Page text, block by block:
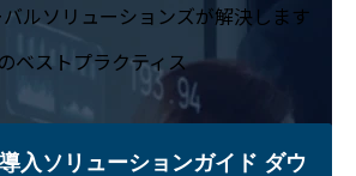
ルソリューションズが解決します
ベストプラクティス
入ソリューションガイド ダウ